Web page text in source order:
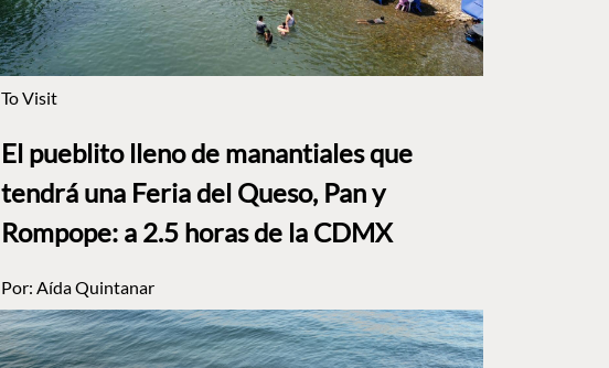
To Visit
El pueblito lleno de manantiales que
tendrá una Feria del Queso, Pan y
Rompope: a 2.5 horas de la CDMX
Por: Aída Quintanar